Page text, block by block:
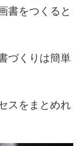
書をつくると
づくりは簡単
スをまとめれ